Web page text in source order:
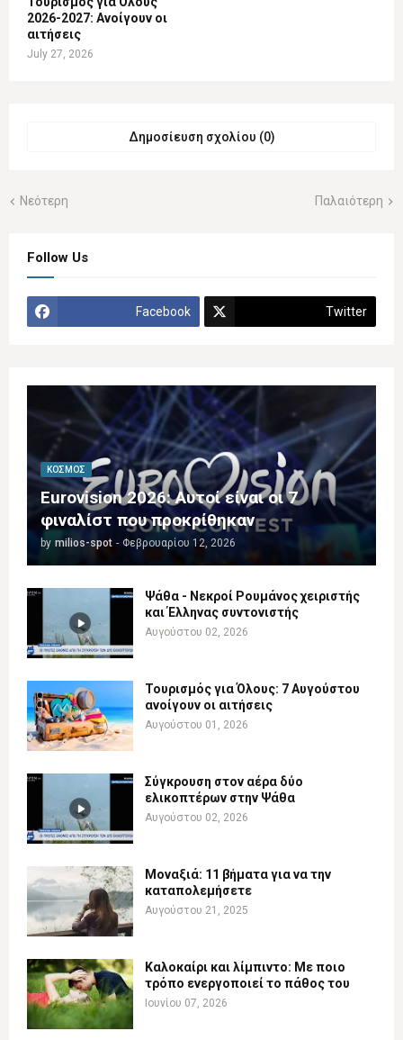
2026-2027: Ανοίγουν οι
αιτήσεις
July 27, 2026
Δημοσίευση σχολίου (0)
Νεότερη Παλαιότερη
Follow Us
Facebook Twitter
ΚΌΣΜΟΣ
Eurovision 2026: Αυτοί είναι οι 7
φιναλίστ που προκρίθηκαν
by milios-spot - Φεβρουαρίου 12, 2026
Ψάθα - Νεκροί Ρουμάνος χειριστής
και Έλληνας συντονιστής
Αυγούστου 02, 2026
Τουρισμός για Όλους: 7 Αυγούστου
ανοίγουν οι αιτήσεις
Αυγούστου 01, 2026
Σύγκρουση στον αέρα δύο
ελικοπτέρων στην Ψάθα
Αυγούστου 02, 2026
Μοναξιά: 11 βήματα για να την
καταπολεμήσετε
Αυγούστου 21, 2025
Καλοκαίρι και λίμπιντο: Με ποιο
τρόπο ενεργοποιεί το πάθος του
Ιουνίου 07, 2026